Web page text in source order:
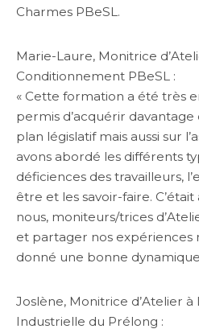
Charmes PBeSL.
Marie-Laure, Monitrice
Conditionnement PBeSL :
« Cette formation a été très
permis d’acquérir davantage
plan législatif mais aussi sur
avons abordé les différents
déficiences des travailleurs,
être et les savoir-faire. C’était
nous, moniteurs/trices
et partager nos expériences
donné une bonne
Joslène, Monitrice d’Atelier à
Industrielle du Prélong :